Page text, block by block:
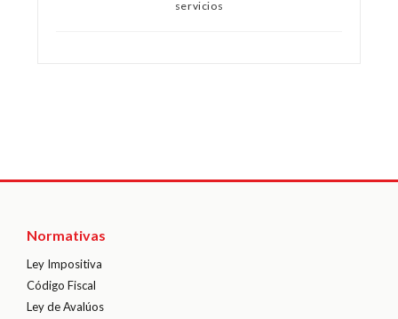
servicios
Normativas
Ley Impositiva
Código Fiscal
Ley de Avalúos